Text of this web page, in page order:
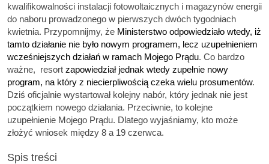
kwalifikowalności instalacji fotowoltaicznych i magazynów energii
do naboru prowadzonego w pierwszych dwóch tygodniach
kwietnia. Przypomnijmy, że Ministerstwo odpowiedziało wtedy, iż
tamto działanie nie było nowym programem, lecz uzupełnieniem
wcześniejszych działań w ramach Mojego Prądu. Co bardzo
ważne, resort zapowiedział jednak wtedy zupełnie nowy
program, na który z niecierpliwością czeka wielu prosumentów.
Dziś oficjalnie wystartował kolejny nabór, który jednak nie jest
początkiem nowego działania. Przeciwnie, to kolejne
uzupełnienie Mojego Prądu. Dlatego wyjaśniamy, kto może
złożyć wniosek między 8 a 19 czerwca.
Spis treści